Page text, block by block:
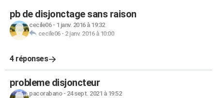
pb de disjonctage sans raison
cecile06- 1 janv. 2016 à 19:32
cecile06- 2 janv. 2016 à 10:00
4 réponses
probleme disjoncteur
pacorabano- 24 sept. 2021 à 19:52